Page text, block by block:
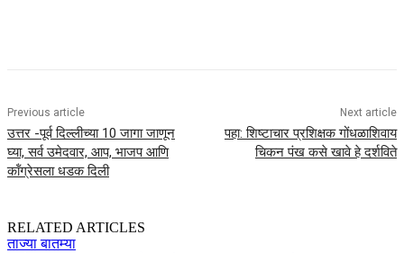
Previous article
उत्तर -पूर्व दिल्लीच्या 10 जागा जाणून
घ्या, सर्व उमेदवार, आप, भाजप आणि
कॉंग्रेसला धडक दिली
Next article
पहा: शिष्टाचार प्रशिक्षक गोंधळाशिवाय
चिकन पंख कसे खावे हे दर्शविते
RELATED ARTICLES
ताज्या बातम्या